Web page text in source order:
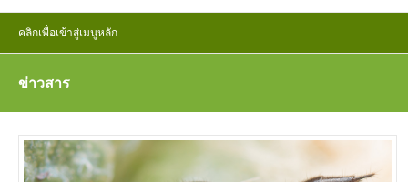
คลิกเพื่อเข้าสู่เมนูหลัก
ข่าวสาร